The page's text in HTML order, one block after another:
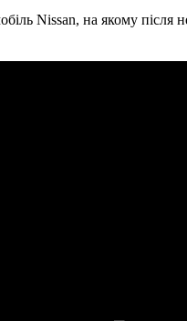
Nissan, на якому після